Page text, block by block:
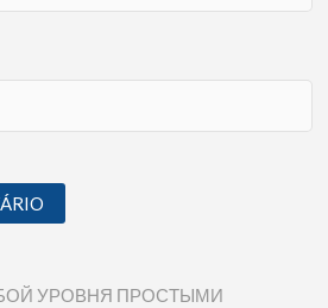
УРОВНЯ ПРОСТЫМИ